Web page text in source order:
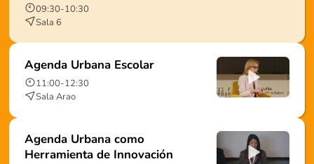
09:30-10:30
Sala 6
Agenda Urbana Escolar
11:00-12:30
Sala Arao
Agenda Urbana como
Herramienta de Innovación